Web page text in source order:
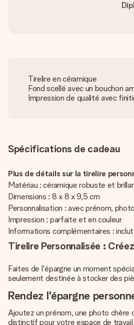
Tirelire en céramique
Fond scellé avec un bouchon
Impression de qualité avec
Spécifications de cadeau
Plus de détails sur la tirelire
Matériau : céramique robuste et
Dimensions : 8 x 8 x 9,5 cm
Personnalisation : avec prénom,
Impression : parfaite et en couleur
Informations complémentaires :
Tirelire Personnalisée :
Faites de l'épargne un moment
seulement destinée à stocker des
Rendez l'épargne
Ajoutez un prénom, une photo chère
distinctif pour votre espace de